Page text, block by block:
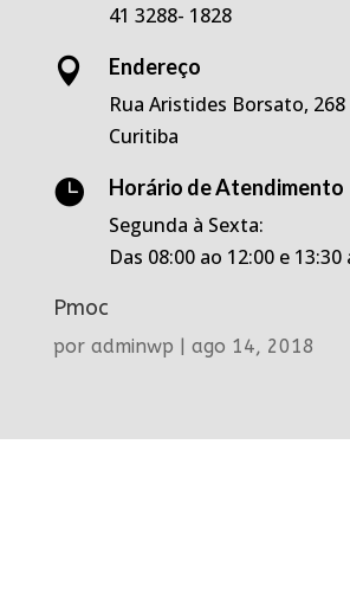
41 3288- 1828

Endereço
Rua Aristides Borsato,
Curitiba

Horário de Atendimento
Segunda à Sexta:
Das 08:00 ao 12:00 e 13:30
Pmoc
por adminwp ago 14, 2018